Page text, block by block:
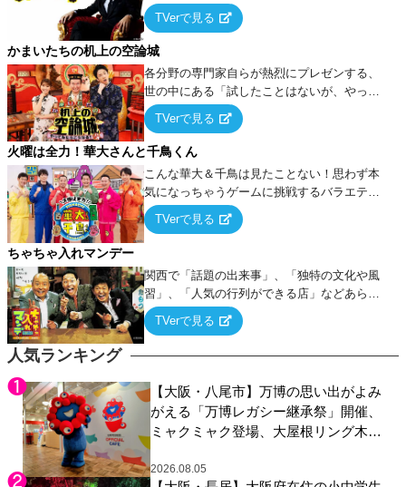
人気ランキング
【大阪・八尾市】万博の思い出がよみ
がえる「万博レガシー継承祭」開催、
ミャクミャク登場、大屋根リング木材
展示も
2026.08.05
ーム』をベースに、大喜利・ギャグ・モノボ
ケ・歌…など様々なお題で芸人がショートネ
タを競い合う！
TVerで見る
かまいたちの机上の空論城
各分野の専門家自らが熱烈にプレゼンする、
世の中にある「試したことはないが、やって
みたらこうなる！…ハズ」という“机上の空
論”に若手芸人らがカラダを張って挑む！
TVerで見る
火曜は全力！華大さんと千鳥くん
こんな華大＆千鳥は見たことない！思わず本
気になっちゃうゲームに挑戦するバラエティ
ー！
TVerで見る
ちゃちゃ入れマンデー
関西で「話題の出来事」、「独特の文化や風
習」、「人気の行列ができる店」などあらゆ
るテーマについて好き放題にちゃちゃを入れ
ていく関西色を前面に押し出したトークバラ
TVerで見る